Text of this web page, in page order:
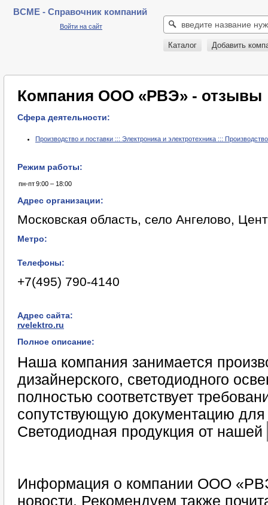
BCME - Справочник компаний
Войти на сайт
Каталог Добавить
Компания ООО «РВЭ» - отзывы
Сфера деятельности:
Производство и поставки ::: Электроника и электротехника :::
Режим работы:
пн-пт9:00 – 18:00
Адрес организации:
Московская область, село Ангелово,
Метро:
Телефоны:
+7(495) 790-4140
Адрес сайта:
rvelektro.ru
Полное описание:
Наша компания занимается
дизайнерского, светодиодного
полностью соответствует
сопутствующую документацию для
Светодиодная продукция от нашей
Информация о компании ООО
новости. Рекомендуем также